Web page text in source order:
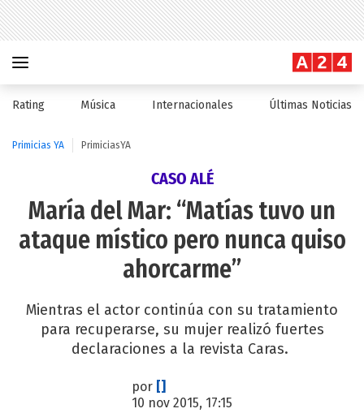
Rating Música Internacionales Últimas Noticias
Primicias YA PrimiciasYA
CASO ALÉ
María del Mar: “Matías tuvo un
ataque místico pero nunca quiso
ahorcarme”
Mientras el actor continúa con su tratamiento
para recuperarse, su mujer realizó fuertes
declaraciones a la revista Caras.
por []
10 nov 2015, 17:15